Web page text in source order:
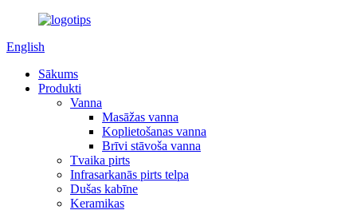
English
Sākums
Produkti
Vanna
Masāžas vanna
Koplietošanas vanna
Brīvi stāvoša vanna
Tvaika pirts
Infrasarkanās pirts telpa
Dušas kabīne
Keramikas